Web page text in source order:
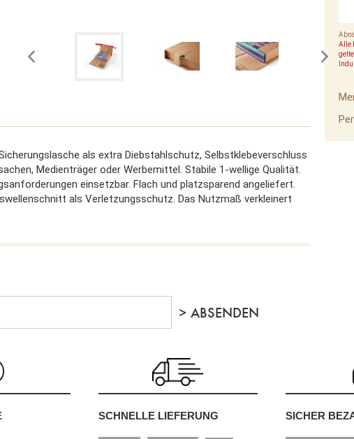
als extra Diebstahlschutz, Selbstklebeverschluss
Medienträger oder Werbemittel. Stabile 1-wellige Qualität.
einsetzbar. Flach und platzsparend angeliefert.
als Verletzungsschutz. Das Nutzmaß verkleinert
Alle
SCHNELLE LIEFERUNG SICHER